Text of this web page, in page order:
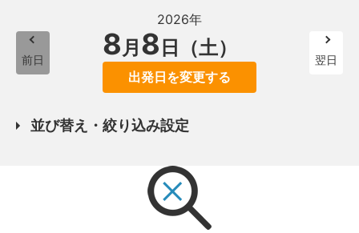
前日
2026年
8月 8 日（土）
出発日を変更する
翌日
並び替え・絞り込み設定